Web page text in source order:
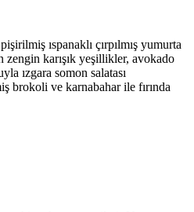
ıspanaklı çırpılmış yumurta
zengin karışık yeşillikler, avokado
ızgara somon salatası
brokoli ve karnabahar ile fırında